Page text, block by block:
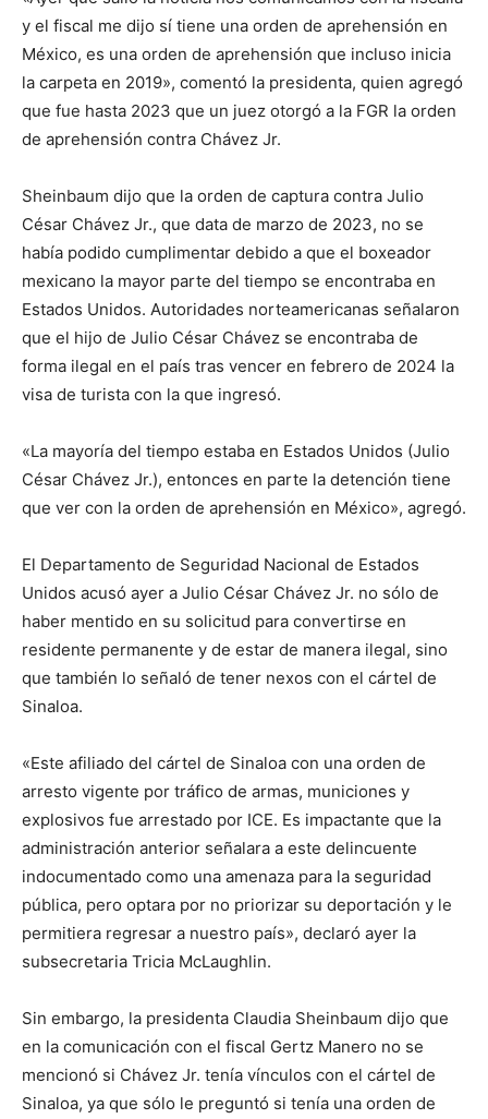
y el fiscal me dijo sí tiene una orden de aprehensión en
México, es una orden de aprehensión que incluso inicia
la carpeta en 2019», comentó la presidenta, quien agregó
que fue hasta 2023 que un juez otorgó a la FGR la orden
de aprehensión contra Chávez Jr.
Sheinbaum dijo que la orden de captura contra Julio
César Chávez Jr., que data de marzo de 2023, no se
había podido cumplimentar debido a que el boxeador
mexicano la mayor parte del tiempo se encontraba en
Estados Unidos. Autoridades norteamericanas señalaron
que el hijo de Julio César Chávez se encontraba de
forma ilegal en el país tras vencer en febrero de 2024 la
visa de turista con la que ingresó.
«La mayoría del tiempo estaba en Estados Unidos (Julio
César Chávez Jr.), entonces en parte la detención tiene
que ver con la orden de aprehensión en México», agregó.
El Departamento de Seguridad Nacional de Estados
Unidos acusó ayer a Julio César Chávez Jr. no sólo de
haber mentido en su solicitud para convertirse en
residente permanente y de estar de manera ilegal, sino
que también lo señaló de tener nexos con el cártel de
Sinaloa.
«Este afiliado del cártel de Sinaloa con una orden de
arresto vigente por tráfico de armas, municiones y
explosivos fue arrestado por ICE. Es impactante que la
administración anterior señalara a este delincuente
indocumentado como una amenaza para la seguridad
pública, pero optara por no priorizar su deportación y le
permitiera regresar a nuestro país», declaró ayer la
subsecretaria Tricia McLaughlin.
Sin embargo, la presidenta Claudia Sheinbaum dijo que
en la comunicación con el fiscal Gertz Manero no se
mencionó si Chávez Jr. tenía vínculos con el cártel de
Sinaloa, ya que sólo le preguntó si tenía una orden de